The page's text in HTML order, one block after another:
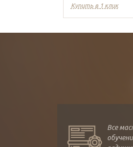
Купить в 1 клик
Все